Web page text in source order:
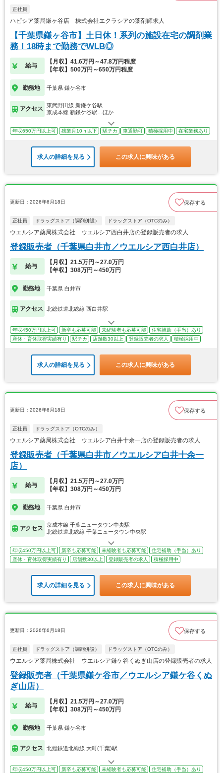
正社員
ハピシア薬局鎌ヶ谷店 株式会社エクラシアの薬剤師求人
【千葉県鎌ヶ谷市】土日休！系列の施設在宅の調剤業
務！18時まで勤務でWLB◎
給与
【月収】41.6万円～47.8万円程度
【年収】500万円～650万円程度
勤務地 千葉県 鎌ケ谷市
アクセス
東武野田線 新鎌ケ谷駅
京成本線 新鎌ケ谷駅…ほか
年収650万円以上可 残業月10ｈ以下 駅チカ 車通勤可 積極採用中 在宅業務あり
求人の詳細を見る この求人に興味がある
更新日：2026年6月18日 保存する
正社員 ドラッグストア（調剤併設） ドラッグストア（OTCのみ）
ウエルシア薬局株式会社 ウエルシア西白井店の登録販売者の求人
登録販売者（千葉県白井市／ウエルシア西白井店）
給与
【月収】21.5万円～27.0万円
【年収】308万円～450万円
勤務地 千葉県 白井市
アクセス 北総鉄道北総線 西白井駅
年収450万円以上可 新卒も応募可能 未経験者も応募可能
住宅補助（手当）あり
産休・育休取得実績有り
駅チカ 店舗数30以上 登録販売者の求人 積極採用中
求人の詳細を見る この求人に興味がある
更新日：2026年6月18日 保存する
正社員 ドラッグストア（OTCのみ）
ウエルシア薬局株式会社 ウエルシア白井十余一店の登録販売者の求人
登録販売者（千葉県白井市／ウエルシア白井十余一
店）
給与
【月収】21.5万円～27.0万円
【年収】308万円～450万円
勤務地 千葉県 白井市
アクセス
京成本線 千葉ニュータウン中央駅
北総鉄道北総線 千葉ニュータウン中央駅
年収450万円以上可 新卒も応募可能 未経験者も応募可能
住宅補助（手当）あり
産休・育休取得実績有り
店舗数30以上 登録販売者の求人 積極採用中
求人の詳細を見る この求人に興味がある
更新日：2026年6月18日 保存する
正社員 ドラッグストア（調剤併設） ドラッグストア（OTCのみ）
ウエルシア薬局株式会社 ウエルシア鎌ケ谷くぬぎ山店の登録販売者の求人
登録販売者（千葉県鎌ケ谷市／ウエルシア鎌ケ谷くぬ
ぎ山店）
給与
【月収】21.5万円～27.0万円
【年収】308万円～450万円
勤務地 千葉県 鎌ケ谷市
アクセス 北総鉄道北総線 大町(千葉)駅
年収450万円以上可 新卒も応募可能 未経験者も応募可能
住宅補助（手当）あり